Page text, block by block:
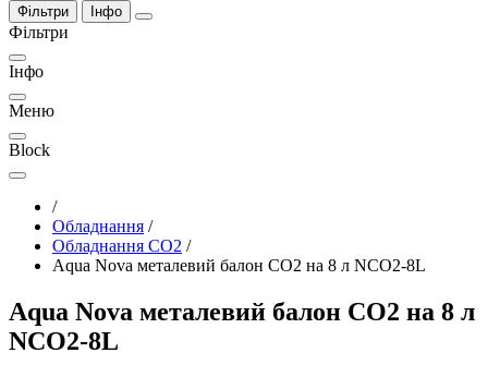
Фільтри Інфо
Фільтри
Інфо
Меню
Block
/
Обладнання /
Обладнання CO2 /
Aqua Nova металевий балон СО2 на 8 л NCO2-8L
Aqua Nova металевий балон СО2 на 8 л
NCO2-8L